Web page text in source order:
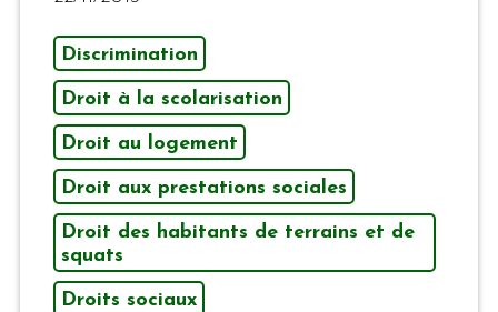
Discrimination
Droit à la scolarisation
Droit au logement
Droit aux prestations sociales
Droit des habitants de terrains et de
squats
Droits sociaux